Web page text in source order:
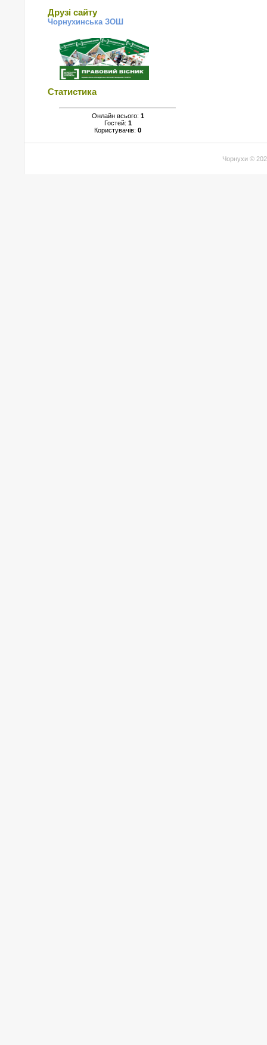
Друзі сайту
Чорнухинська ЗОШ
Статистика
Онлайн всього: 1
Гостей: 1
Користувачів: 0
Чорнухи ©